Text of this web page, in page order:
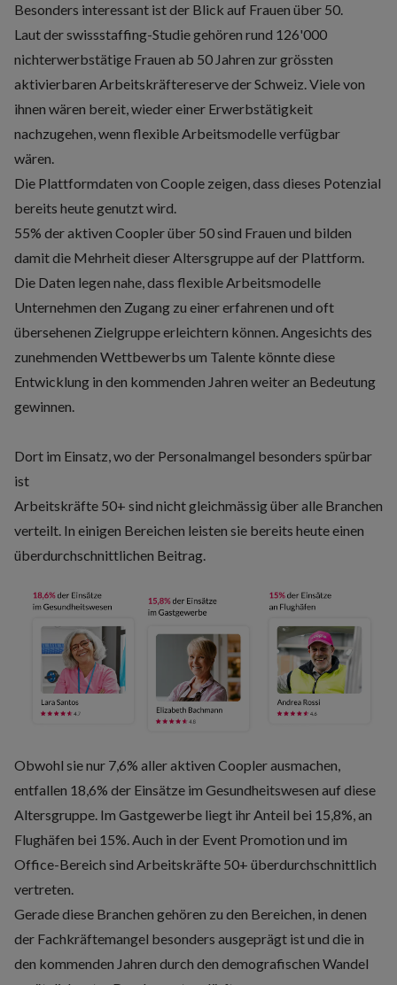
Besonders interessant ist der Blick auf Frauen über 50.
Laut der swissstaffing-Studie gehören rund 126'000
nichterwerbstätige Frauen ab 50 Jahren zur grössten
aktivierbaren Arbeitskräftereserve der Schweiz. Viele von
ihnen wären bereit, wieder einer Erwerbstätigkeit
nachzugehen,wenn flexible Arbeitsmodelle verfügbar
wären.
Die Plattformdaten von Coople zeigen, dass dieses Potenzial
bereits heute genutzt wird.
55% der aktiven Coopler über 50 sind Frauen und bilden
damit die Mehrheit dieser Altersgruppe auf der Plattform.
Die Daten legen nahe, dass flexible Arbeitsmodelle
Unternehmen den Zugang zu einer erfahrenen und oft
übersehenen Zielgruppe erleichtern können. Angesichts des
zunehmenden Wettbewerbs um Talente könnte diese
Entwicklung in den kommenden Jahren weiter an Bedeutung
gewinnen.
Dort im Einsatz, wo der Personalmangel besonders spürbar
ist
Arbeitskräfte 50+ sind nicht gleichmässig über alle Branchen
verteilt. In einigen Bereichen leisten sie bereits heute einen
überdurchschnittlichen Beitrag.
Obwohl sie nur 7,6% aller aktiven Coopler ausmachen,
entfallen 18,6% der Einsätze im Gesundheitswesen auf diese
Altersgruppe. Im Gastgewerbe liegt ihr Anteil bei 15,8%, an
Flughäfen bei 15%. Auch in der Event Promotion und im
Office-Bereich sind Arbeitskräfte 50+ überdurchschnittlich
vertreten.
Gerade diese Branchen gehören zu den Bereichen, in denen
der Fachkräftemangel besonders ausgeprägt ist und die in
den kommenden Jahren durch den demografischen Wandel